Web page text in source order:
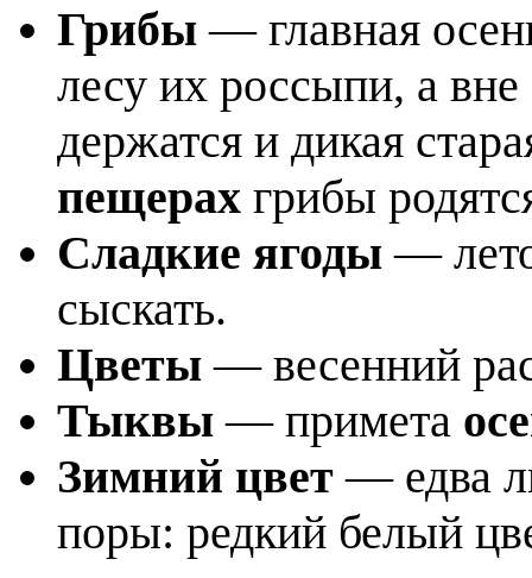
Грибы — главная
лесу их россыпи, а
держатся и дикая
пещерах грибы
Сладкие ягоды —
сыскать.
Цветы — весенний
Тыквы — примета
Зимний цвет — едва
поры: редкий белый